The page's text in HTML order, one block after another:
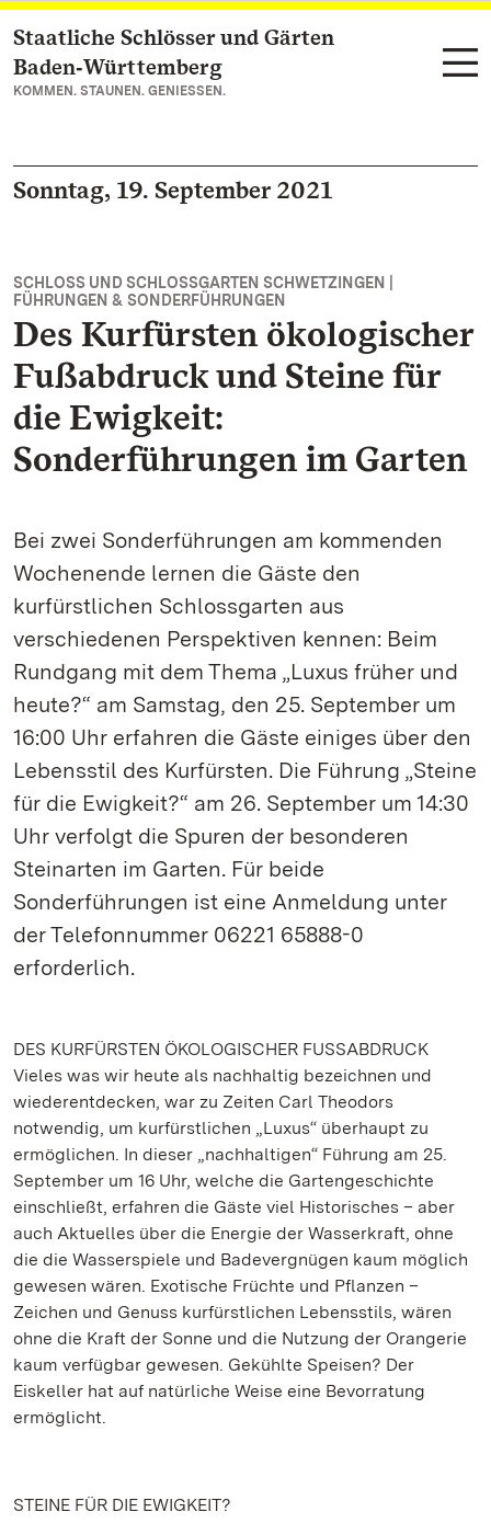
Zum Hauptinhalt springen
Staatliche Schlösser und Gärten
Baden‑Württemberg
KOMMEN. STAUNEN. GENIESSEN.
Sonntag, 19. September 2021
SCHLOSS UND SCHLOSSGARTEN SCHWETZINGEN |
FÜHRUNGEN & SONDERFÜHRUNGEN
Des Kurfürsten ökologischer
Fußabdruck und Steine für
die Ewigkeit:
Sonderführungen im Garten
Bei zwei Sonderführungen am kommenden
Wochenende lernen die Gäste den
kurfürstlichen Schlossgarten aus
verschiedenen Perspektiven kennen: Beim
Rundgang mit dem Thema „Luxus früher und
heute?“ am Samstag, den 25. September um
16:00 Uhr erfahren die Gäste einiges über den
Lebensstil des Kurfürsten. Die Führung „Steine
für die Ewigkeit?“ am 26. September um 14:30
Uhr verfolgt die Spuren der besonderen
Steinarten im Garten. Für beide
Sonderführungen ist eine Anmeldung unter
der Telefonnummer 06221 65888-0
erforderlich.
DES KURFÜRSTEN ÖKOLOGISCHER FUSSABDRUCK
Vieles was wir heute als nachhaltig bezeichnen und
wiederentdecken, war zu Zeiten Carl Theodors
notwendig, um kurfürstlichen „Luxus“ überhaupt zu
ermöglichen. In dieser „nachhaltigen“ Führung am 25.
September um 16 Uhr, welche die Gartengeschichte
einschließt, erfahren die Gäste viel Historisches – aber
auch Aktuelles über die Energie der Wasserkraft, ohne
die die Wasserspiele und Badevergnügen kaum möglich
gewesen wären. Exotische Früchte und Pflanzen –
Zeichen und Genuss kurfürstlichen Lebensstils, wären
ohne die Kraft der Sonne und die Nutzung der Orangerie
kaum verfügbar gewesen. Gekühlte Speisen? Der
Eiskeller hat auf natürliche Weise eine Bevorratung
ermöglicht.
STEINE FÜR DIE EWIGKEIT?